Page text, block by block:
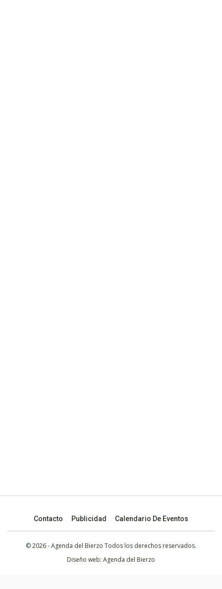
Contacto Publicidad Calendario De Eventos
© 2026 - Agenda del Bierzo Todos los derechos reservados.
Diseño web: Agenda del Bierzo